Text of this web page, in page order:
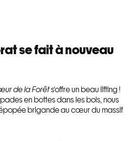
se fait à nouveau
de la Forêts’offre un beau lifting !
en bottes dans les bois, nous
brigande au cœur du massif